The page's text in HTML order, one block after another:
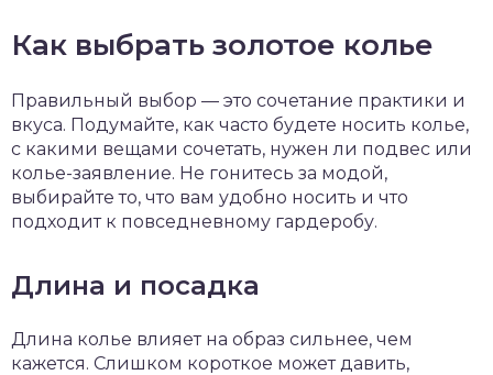
Как выбрать золотое колье
Правильный выбор — это сочетание практики и
вкуса. Подумайте, как часто будете носить колье,
с какими вещами сочетать, нужен ли подвес или
колье-заявление. Не гонитесь за модой,
выбирайте то, что вам удобно носить и что
подходит к повседневному гардеробу.
Длина и посадка
Длина колье влияет на образ сильнее, чем
кажется. Слишком короткое может давить,